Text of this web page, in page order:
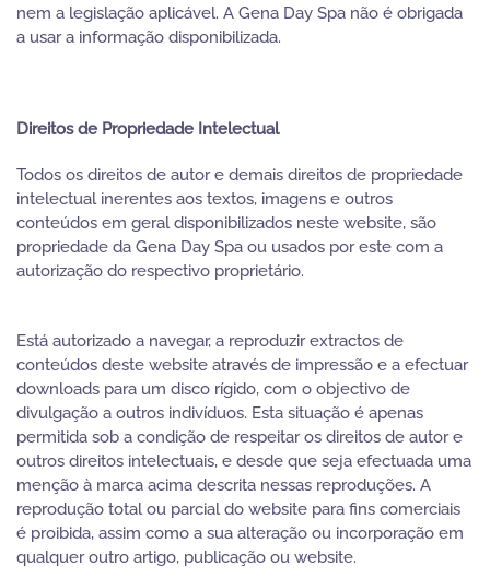
nem a legislação aplicável. A Gena Day Spa não é obrigada
a usar a informação disponibilizada.
Direitos de Propriedade Intelectual
Todos os direitos de autor e demais direitos de propriedade
intelectual inerentes aos textos, imagens e outros
conteúdos em geral disponibilizados neste website, são
propriedade da Gena Day Spa ou usados por este com a
autorização do respectivo proprietário.
Está autorizado a navegar, a reproduzir extractos de
conteúdos deste website através de impressão e a efectuar
downloads para um disco rígido, com o objectivo de
divulgação a outros indivíduos. Esta situação é apenas
permitida sob a condição de respeitar os direitos de autor e
outros direitos intelectuais, e desde que seja efectuada uma
menção à marca acima descrita nessas reproduções. A
reprodução total ou parcial do website para fins comerciais
é proibida, assim como a sua alteração ou incorporação em
qualquer outro artigo, publicação ou website.